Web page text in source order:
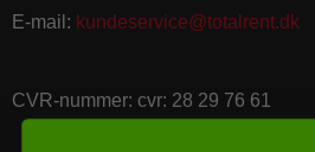
E-mail : kundeservice@totalrent.dk
CVR-nummer: cvr: 28 29 76 61